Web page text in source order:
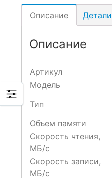
Описание Детали
Описание
Артикул
Модель
Тип
Объем памяти
Скорость чтения,
МБ/с
Скорость записи,
МБ/с